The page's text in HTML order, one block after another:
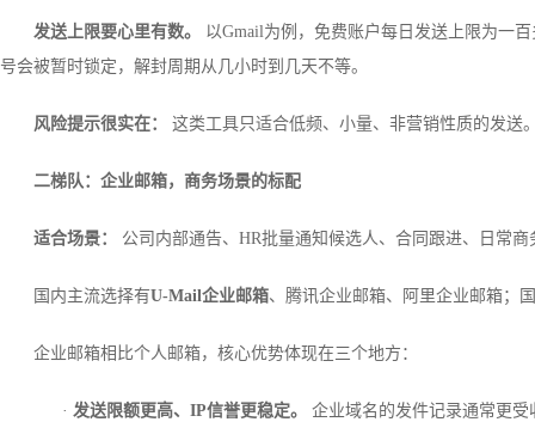
发送上限要心里有数。
以Gmail为例，免费账户每日发送上限为一
号会被暂时锁定，解封周期从几小时到几天不等。
风险提示很实在： 这类工具只适合低频、小量、非营销性质的发送
二梯队：企业邮箱，商务场景的标配
适合场景： 公司内部通告、HR批量通知候选人、合同跟进、日常商
国内主流选择有U-Mail企业邮箱、腾讯企业邮箱、阿里企业邮箱；
企业邮箱相比个人邮箱，核心优势体现在三个地方：
· 发送限额更高、IP信誉更稳定。 企业域名的发件记录通常更